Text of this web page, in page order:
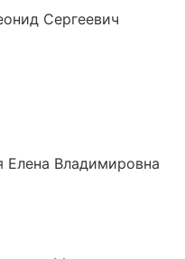
Сергеевич
Елена Владимировна